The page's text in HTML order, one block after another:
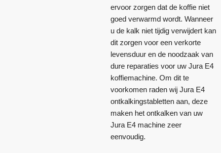
ervoor zorgen dat de koffie niet
goed verwarmd wordt. Wanneer
u de kalk niet tijdig verwijdert kan
dit zorgen voor een verkorte
levensduur en de noodzaak van
dure reparaties voor uw Jura E4
koffiemachine. Om dit te
voorkomen raden wij Jura E4
ontkalkingstabletten aan, deze
maken het ontkalken van uw
Jura E4 machine zeer
eenvoudig.